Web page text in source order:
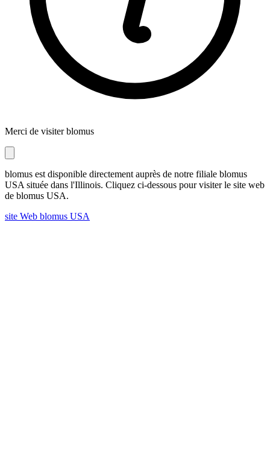
Merci de visiter blomus
blomus est disponible directement auprès de notre filiale blomus
USA située dans l'Illinois. Cliquez ci-dessous pour visiter le site web
de blomus USA.
site Web blomus USA